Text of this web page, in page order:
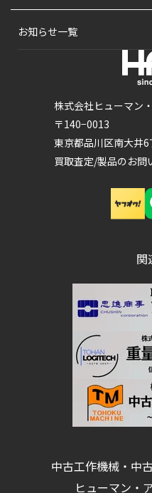
株式会社ヒューマン
〒140−0013
東京都品川区南大井
買取査定/製品のお
お知らせ一覧
関
中古工作機械・中
ヒューマン・